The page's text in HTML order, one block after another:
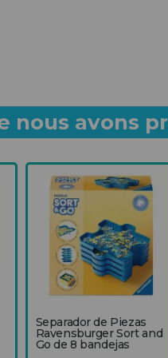
nous avons
Separador de Piezas
Ravensburger Sort and
Go de 8 bandejas